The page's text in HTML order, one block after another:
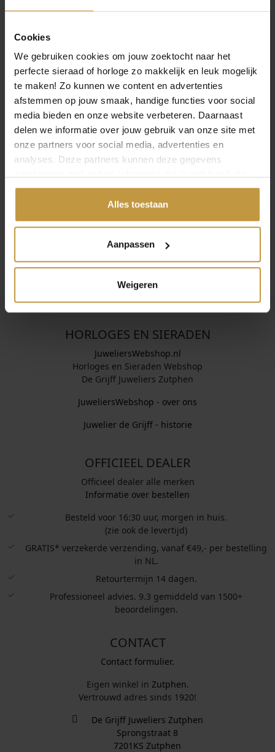
Cookies
We gebruiken cookies om jouw zoektocht naar het
perfecte sieraad of horloge zo makkelijk en leuk mogelijk
te maken! Zo kunnen we content en advertenties
afstemmen op jouw smaak, handige functies voor social
media bieden en onze website verbeteren. Daarnaast
delen we informatie over jouw gebruik van onze site met
onze partners voor social media, advertenties en
analyses. Deze partners kunnen deze gegevens
gedeeld of die ze hebben verzameld via jouw gebruik van
Alles toestaan
Aanpassen
Weigeren
INFORMATIE OVER TROLLBEADS
Trollbeads creëert handgemaakte bedels en armbanden
uniek in ontwerp. Combineer en verzamel bedels om je
eigen, betekenisvolle sieraad te maken.
HORLOGES EN SIERADEN
JuweliersWebshop.nl
Horloges en Sieraden Webshop
De Grijff Juweliers Zutphen
JuweliersWebshop - over ons
Juwelier de Grijff - historie
OFFICIEEL DEALER
Officieel dealer alle merken
Informatie over bestellen
Besteld voor 16:30 uur, morgen in huis.
(zie ook de levertijd)
GRATIS* verzekerde verzending, vanaf €49,- per bestelling
in NL.
Retourtermijn 14 dagen.
Professioneel advies. 9.3 gemiddeld van 1500+
beoordelingen.
CONTACT
Contact formulier.
Eigen winkel in Zutphen.
Vertrouwd adres sinds 1920!
De Grijff Juweliers Zutphen
Sprongstraat 8
7201KS Zutphen